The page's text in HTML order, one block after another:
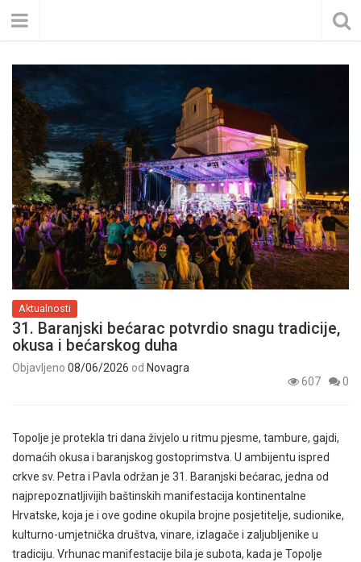
Aktualnosti
31. Baranjski bećarac potvrdio snagu tradicije,
okusa i bećarskog duha
Objavljeno 08/06/2026 od Novagra
607
0
Topolje je protekla tri dana živjelo u ritmu pjesme, tambure, gajdi,
domaćih okusa i baranjskog gostoprimstva. U ambijentu ispred
crkve sv. Petra i Pavla održan je 31. Baranjski bećarac, jedna od
najprepoznatljivijih baštinskih manifestacija kontinentalne
Hrvatske, koja je i ove godine okupila brojne posjetitelje, sudionike,
kulturno-umjetnička društva, vinare, izlagače i zaljubljenike u
tradiciju. Vrhunac manifestacije bila je subota, kada je Topolje